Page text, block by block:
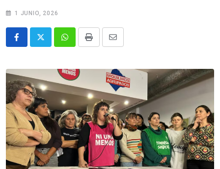
1 JUNIO, 2026
WhatsappPrint
Share
Email